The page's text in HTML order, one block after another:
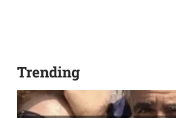
Trending